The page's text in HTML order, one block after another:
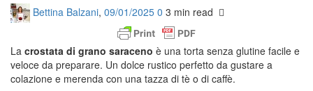
Bettina Balzani, 09/01/2025 0 3 min read
La crostata di grano saraceno è una torta senza glutine facile e
veloce da preparare. Un dolce rustico perfetto da gustare a
colazione e merenda con una tazza di tè o di caffè.